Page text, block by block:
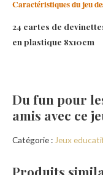
Caractéristiques du jeu
24 cartes de
en plastique 8x10cm
Du fun pour
amis avec ce
Catégorie : Jeux